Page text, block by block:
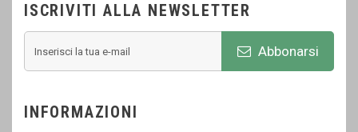
ISCRIVITI ALLA NEWSLETTER
Abbonarsi
INFORMAZIONI